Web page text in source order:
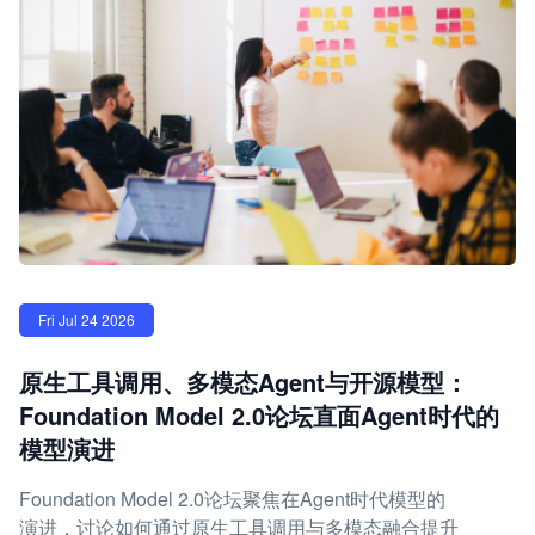
Fri Jul 24 2026
原生工具调用、多模态Agent与开源模型：
Foundation Model 2.0论坛直面Agent时代的
模型演进
Foundation Model 2.0论坛聚焦在Agent时代模型的
演进，讨论如何通过原生工具调用与多模态融合提升